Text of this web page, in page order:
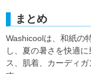
まとめ
Washicoolは、和紙の
し、夏の暑さを快適
ス、肌着、カーディ